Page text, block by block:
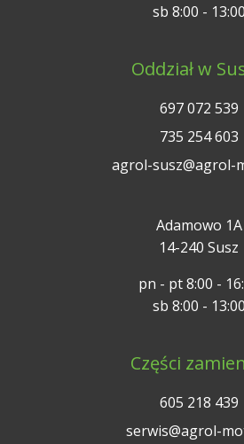
sb 8:00 - 13:00
Oddział w
697 072 539
735 254 603
agrol-susz@agrol-
Adamowo 1A
14-240 Susz
pn - pt 8:00 -
sb 8:00 - 13:00
Części
605 218 439
serwis@agrol-